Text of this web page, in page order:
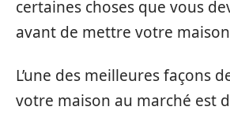
certaines choses que vous
avant de mettre votre
L’une des meilleures façons
votre maison au marché est